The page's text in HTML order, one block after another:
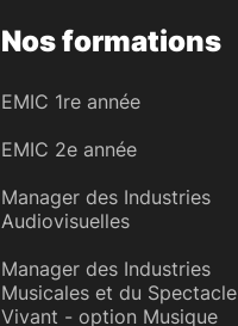
Nos formations
EMIC 1re année
EMIC 2e année
Manager des Industries
Audiovisuelles
Manager des Industries
Musicales et du Spectacle
Vivant - option Musique